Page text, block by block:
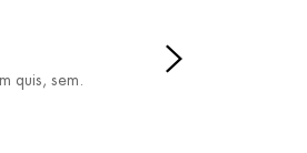
quis, sem.